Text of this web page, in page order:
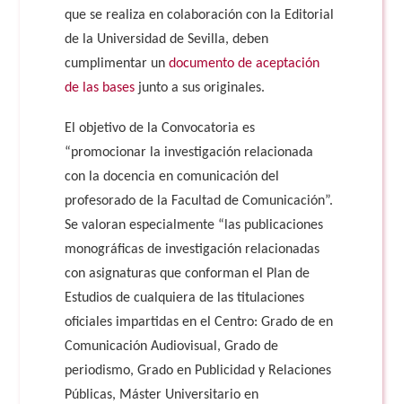
que se realiza en colaboración con la Editorial
de la Universidad de Sevilla, deben
cumplimentar undocumento de aceptación
de las bases junto a sus originales.
El objetivo de la Convocatoria es
“promocionar la investigación relacionada
con la docencia en comunicación del
profesorado de la Facultad de Comunicación”.
Se valoran especialmente “las publicaciones
monográficas de investigación relacionadas
con asignaturas que conforman el Plan de
Estudios de cualquiera de las titulaciones
oficiales impartidas en el Centro: Grado de en
Comunicación Audiovisual, Grado de
periodismo, Grado en Publicidad y Relaciones
Públicas, Máster Universitario en